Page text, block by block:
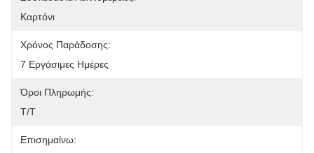
Καρτόνι
Χρόνος Παράδοσης:
7 Εργάσιμες Ημέρες
Όροι Πληρωμής:
Τ/Τ
Επισημαίνω: